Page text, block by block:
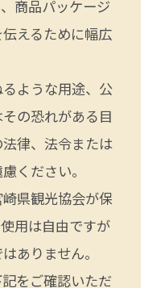
商品パッケージ
えるために幅広
ような用途、公
の恐れがある目
律、法令または
ください。
県観光協会が保
用は自由ですが
ありません。
をご確認いただ